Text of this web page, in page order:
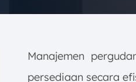
Manajemen
persediaan secara